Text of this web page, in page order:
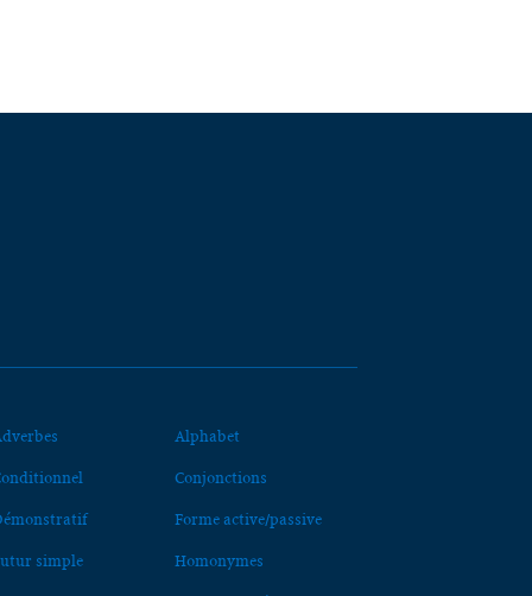
Alphabet
Conjonctions
Forme active/passive
simple Homonymes